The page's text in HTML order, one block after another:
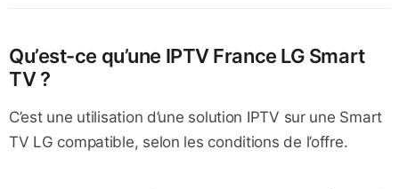
Qu’est-ce qu’une IPTV France LG Smart
TV ?
C’est une utilisation d’une solution IPTV sur une Smart
TV LG compatible, selon les conditions de l’offre.